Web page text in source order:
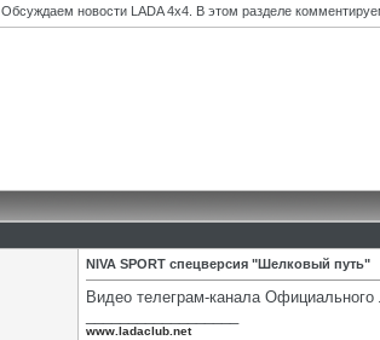
Обсуждаем новости LADA 4x4. В этом разделе
NIVA SPORT спецверсия "Шелковый путь"
Видео телеграм-канала
www.ladaclub.net